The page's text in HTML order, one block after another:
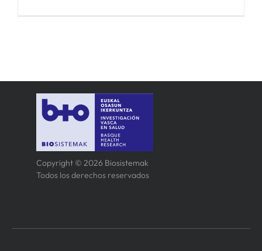
Copyright © 2026 Biosistemak
Todos los derechos reservados